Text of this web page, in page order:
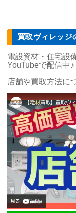
買取ヴィレッジ
電設資材・住宅設
YouTubeで配信中♪
店舗や買取方法に